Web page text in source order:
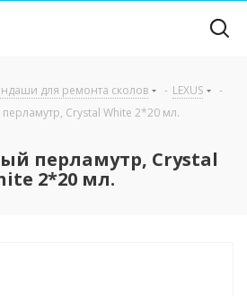
для ремонта сколов - LEXUS
-
Crystal White 2*20 мл.
перламутр, Crystal
2*20 мл.